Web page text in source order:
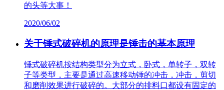
的头等大事！
2020/06/02
关于锤式破碎机的原理是锤击的基本原理
锤式破碎机按结构类型分为立式，卧式，单转子，双转
子等类型，主要是通过高速移动锤的冲击，冲击，剪切
和磨削效果进行破碎的。大部分的排料口都设有固定的